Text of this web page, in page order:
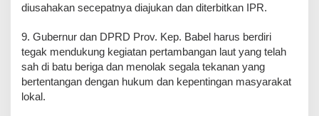
diusahakan secepatnya diajukan dan diterbitkan IPR.
9. Gubernur dan DPRD Prov. Kep. Babel harus berdiri
tegak mendukung kegiatan pertambangan laut yang telah
sah di batu beriga dan menolak segala tekanan yang
bertentangan dengan hukum dan kepentingan masyarakat
lokal.